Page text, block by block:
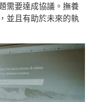
需要達成協議。撫養
並且有助於未來的執